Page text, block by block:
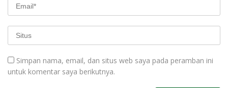
Simpan nama, email, dan situs web saya pada peramban ini
untuk komentar saya berikutnya.